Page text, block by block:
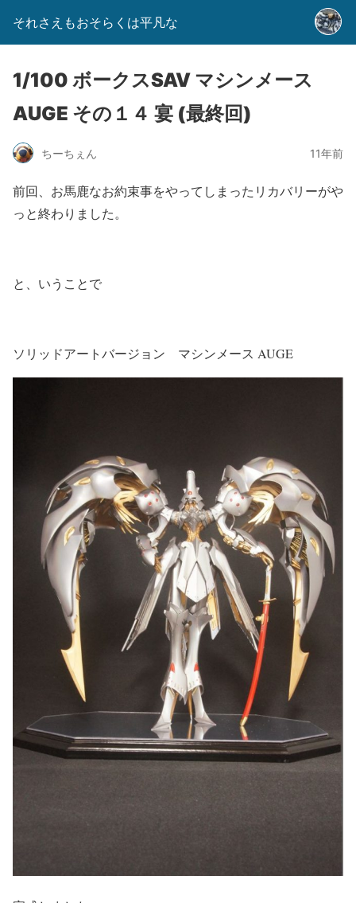
それさえもおそらくは平凡な
1/100 ボークスSAV マシンメース
AUGE その１４ 宴 (最終回)
ちーちぇん 11年前
前回、お馬鹿なお約束事をやってしまったリカバリーがや
っと終わりました。
と、いうことで
ソリッドアートバージョン マシンメース AUGE